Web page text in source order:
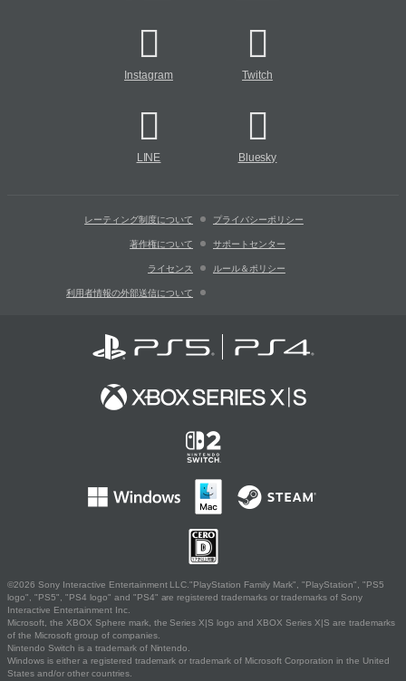
Instagram Twitch
LINE Bluesky
レーティング制度について プライバシーポリシー
著作権について サポートセンター
ライセンス ルール＆ポリシー
利用者情報の外部送信について
©2026 Sony Interactive Entertainment LLC."PlayStation Family Mark", "PlayStation", "PS5
logo", "PS5", "PS4 logo" and "PS4" are registered trademarks or trademarks of Sony
Interactive Entertainment Inc.
Microsoft, the XBOX Sphere mark, the Series X|S logo and XBOX Series X|S are trademarks
of the Microsoft group of companies.
Nintendo Switch is a trademark of Nintendo.
Windows is either a registered trademark or trademark of Microsoft Corporation in the United
States and/or other countries.